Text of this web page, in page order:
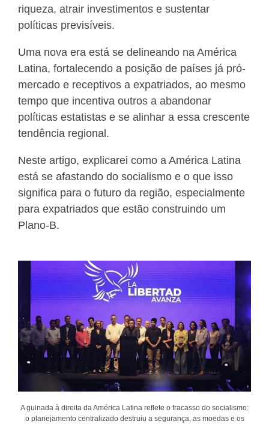
riqueza, atrair investimentos e sustentar
políticas previsíveis.
Uma nova era está se delineando na América
Latina, fortalecendo a posição de países já pró-
mercado e receptivos a expatriados, ao mesmo
tempo que incentiva outros a abandonar
políticas estatistas e se alinhar a essa crescente
tendência regional.
Neste artigo, explicarei como a América Latina
está se afastando do socialismo e o que isso
significa para o futuro da região, especialmente
para expatriados que estão construindo um
Plano-B.
A guinada à direita da América Latina reflete o fracasso do socialismo:
o planejamento centralizado destruiu a segurança, as moedas e os